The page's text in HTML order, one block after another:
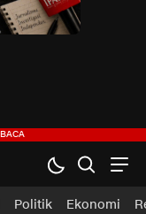
Politik Ekonomi